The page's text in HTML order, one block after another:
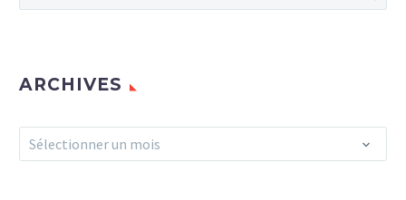
ARCHIVES
Archives
Sélectionner un mois